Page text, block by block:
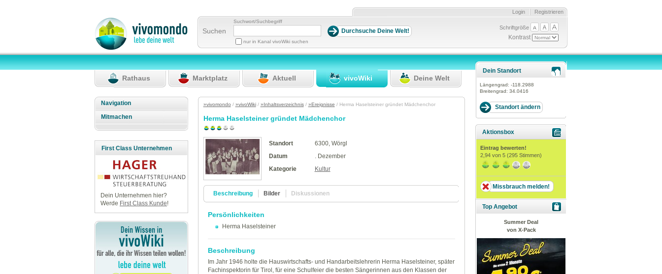
Registrieren
Login
Suchen
Suchwort/Suchbegriff
nur in Kanal vivoWiki suchen
Schriftgröße
Kontrast
Rathaus Marktplatz Aktuell vivoWiki Deine Welt
Navigation
Mitmachen
First Class Unternehmen
Dein Unternehmen hier?
Werde First Class Kunde!
»vivomondo / »vivoWiki/ »Inhaltsverzeichnis/ »Ereignisse / Herma Haselsteiner gründet Mädchenchor
Herma Haselsteiner gründet Mädchenchor
Standort
6300, Wörgl
Datum
. Dezember
Kategorie
Kultur
Beschreibung Bilder Diskussionen
Persönlichkeiten
Herma Haselsteiner
Beschreibung
Im Jahr 1946 holte die Hauswirtschafts- und Handarbeitslehrerin Herma Haselsteiner, später
Fachinspektorin für Tirol, für eine Schulfeier die besten Sängerinnen aus den Klassen der
Dein Standort
Längengrad: -118.2988
Breitengrad: 34.0416
Aktionsbox
Eintrag bewerten!
2,94 von 5 (295 Stimmen)
Missbrauch melden!
Top Angebot
Summer Deal
von X-Pack